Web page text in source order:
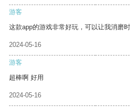
游客
这款app的游戏非常好玩，可以让我消磨时
2024-05-16
游客
超棒啊 好用
2024-05-16